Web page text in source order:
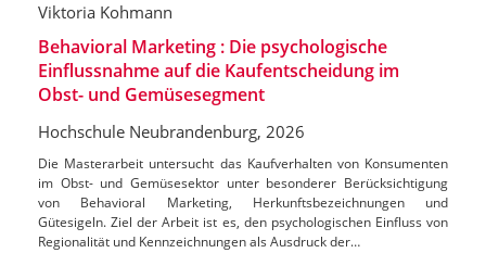
Viktoria Kohmann
Behavioral Marketing : Die psychologische
Einflussnahme auf die Kaufentscheidung im
Obst- und Gemüsesegment
Hochschule Neubrandenburg, 2026
Die Masterarbeit untersucht das Kaufverhalten von Konsumenten
im Obst- und Gemüsesektor unter besonderer Berücksichtigung
von Behavioral Marketing, Herkunftsbezeichnungen und
Gütesigeln. Ziel der Arbeit ist es, den psychologischen Einfluss von
Regionalität und Kennzeichnungen als Ausdruck der…